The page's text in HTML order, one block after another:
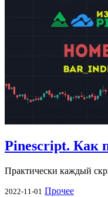
Pinescript. Как
Практически каждый
2022-11-01 Прочее